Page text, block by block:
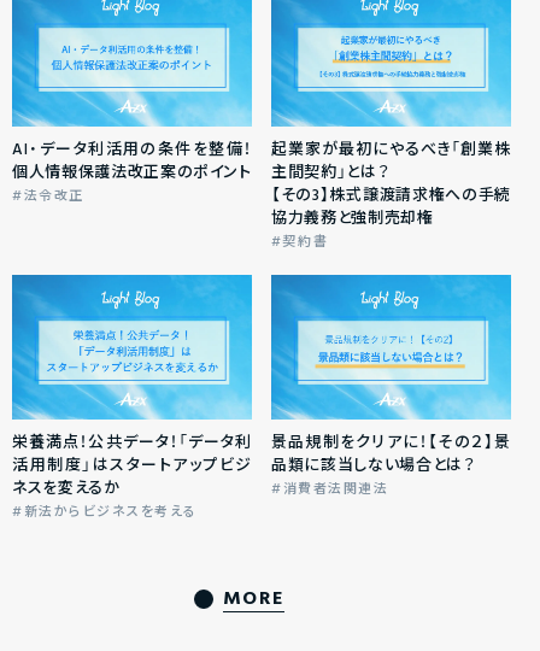
AI・データ利活用の条件を整備！
個人情報保護法改正案のポイント
法令改正
起業家が最初にやるべき「創業株
主間契約」とは？
【その3】株式譲渡請求権への手続
協力義務と強制売却権
契約書
栄養満点！公共データ！「データ利
活用制度」はスタートアップビジ
ネスを変えるか
新法からビジネスを考える
景品規制をクリアに！【その２】景
品類に該当しない場合とは？
消費者法関連法
MORE